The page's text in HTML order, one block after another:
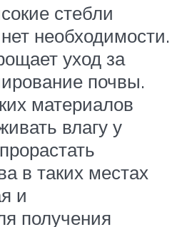
стебли
необходимости.
уход за
почвы.
материалов
влагу у
в таких местах
и
получения